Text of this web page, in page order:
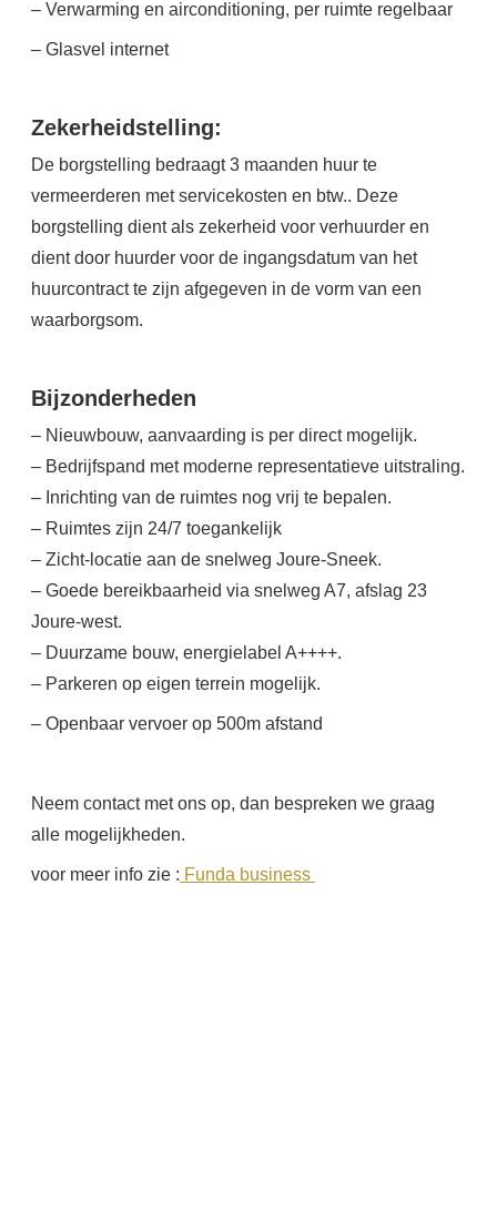
– Verwarming en airconditioning, per ruimte regelbaar
– Glasvel internet
Zekerheidstelling:
De borgstelling bedraagt 3 maanden huur te
vermeerderen met servicekosten en btw.. Deze
borgstelling dient als zekerheid voor verhuurder en
dient door huurder voor de ingangsdatum van het
huurcontract te zijn afgegeven in de vorm van een
waarborgsom.
Bijzonderheden
– Nieuwbouw, aanvaarding is per direct mogelijk.
– Bedrijfspand met moderne representatieve uitstraling.
– Inrichting van de ruimtes nog vrij te bepalen.
– Ruimtes zijn 24/7 toegankelijk
– Zicht-locatie aan de snelweg Joure-Sneek.
– Goede bereikbaarheid via snelweg A7, afslag 23
Joure-west.
– Duurzame bouw, energielabel A++++.
– Parkeren op eigen terrein mogelijk.
– Openbaar vervoer op 500m afstand
Neem contact met ons op, dan bespreken we graag
alle mogelijkheden.
voor meer info zie : Funda business